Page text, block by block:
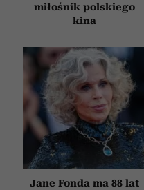
miłośnik polskiego
kina
Jane Fonda ma 88 lat